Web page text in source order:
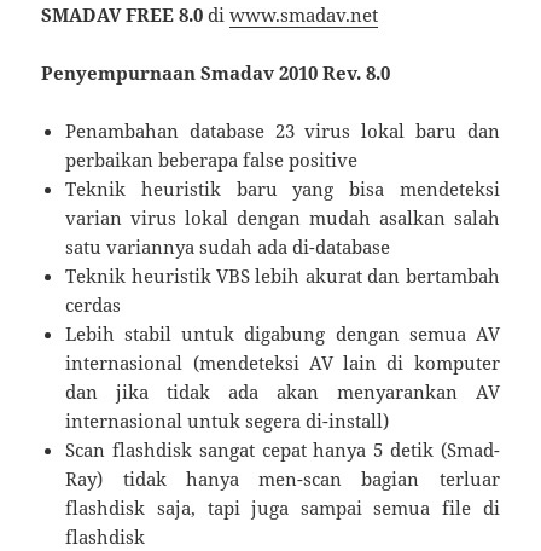
SMADAV FREE 8.0 diwww.smadav.net
Penyempurnaan Smadav 2010 Rev. 8.0
Penambahan database 23 virus lokal baru dan
perbaikan beberapa false positive
Teknik heuristik baru yang bisa mendeteksi
varian virus lokal dengan mudah asalkan salah
satu variannya sudah ada di-database
Teknik heuristik VBS lebih akurat dan bertambah
cerdas
Lebih stabil untuk digabung dengan semua AV
internasional (mendeteksi AV lain di komputer
dan jika tidak ada akan menyarankan AV
internasional untuk segera di-install)
Scan flashdisk sangat cepat hanya 5 detik (Smad-
Ray) tidak hanya men-scan bagian terluar
flashdisk saja, tapi juga sampai semua file di
flashdisk